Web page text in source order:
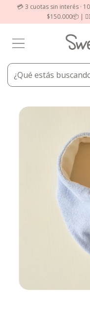
💳 3 cuotas sin interés ·
$150.000📦 |